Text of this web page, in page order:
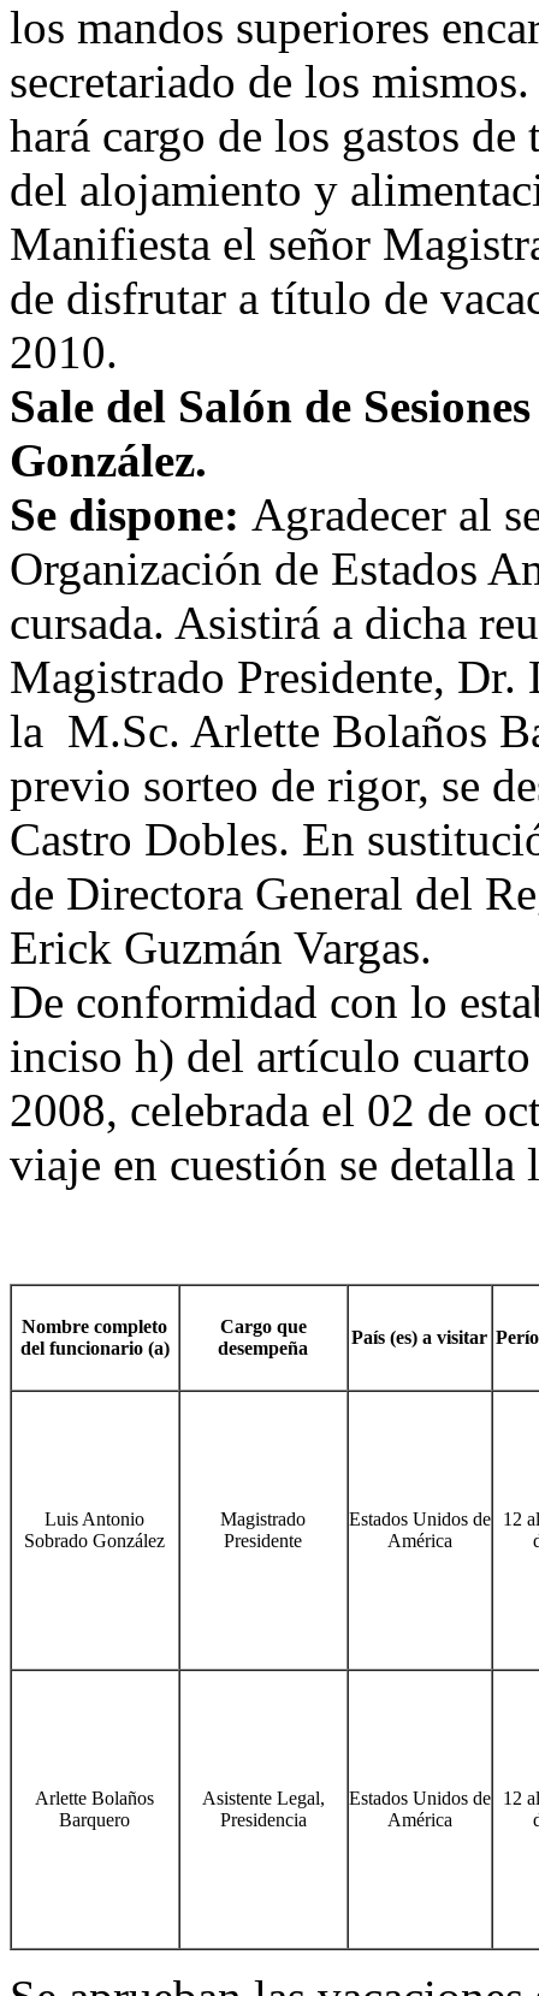
los mandos superiores
secretariado de los
hará cargo de los gastos
del alojamiento y
Manifiesta el señor
de disfrutar a título de
2010.
Sale del Salón de
González.
Se dispone: Agradecer al
Organización de Estados
cursada. Asistirá a dicha
Magistrado Presidente,
la M.Sc. Arlette Bolaños
previo sorteo de rigor, se
Castro Dobles. En
de Directora General del
Erick Guzmán Vargas.
De conformidad con lo
inciso h) del artículo
2008, celebrada el 02 de
viaje en cuestión se detalla
Nombre completo
del funcionario (a)
Cargo que
desempeña
País (es) a visitar
Luis Antonio
Sobrado González
Magistrado
Presidente
Estados Unidos de
América
12
Arlette Bolaños
Barquero
Asistente Legal,
Presidencia
Estados Unidos de
América
12